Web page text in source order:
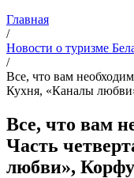
Главная
/
Новости о туризме
/
Все, что вам
Кухня, «Каналы
Все, что вам
Часть
любви»,